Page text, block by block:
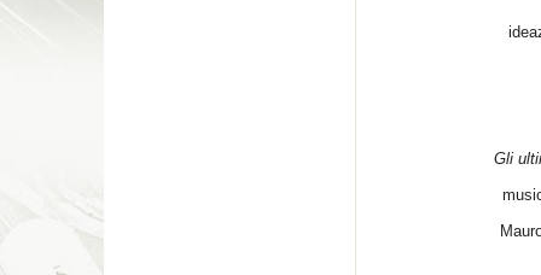
Gli